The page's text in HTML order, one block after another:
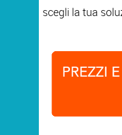
scegli la tua